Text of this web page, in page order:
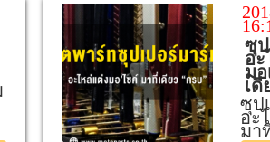
ซุป
อะ
ม
เดี
ซุป
อะ
มา